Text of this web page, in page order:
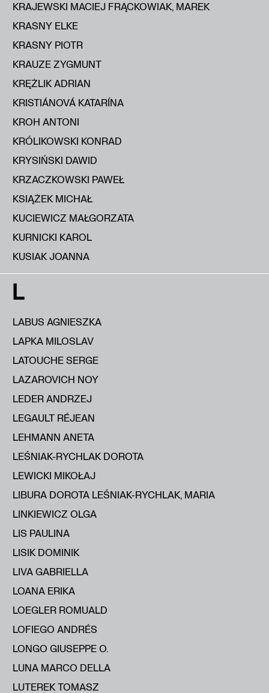
KRAJEWSKI MACIEJ FRĄCKOWIAK, MAREK
KRASNY ELKE
KRASNY PIOTR
KRAUZE ZYGMUNT
KRĘŻLIK ADRIAN
KRISTIÁNOVÁ KATARÍNA
KROH ANTONI
KRÓLIKOWSKI KONRAD
KRYSIŃSKI DAWID
KRZACZKOWSKI PAWEŁ
KSIĄŻEK MICHAŁ
KUCIEWICZ MAŁGORZATA
KURNICKI KAROL
KUSIAK JOANNA
L
LABUS AGNIESZKA
LAPKA MILOSLAV
LATOUCHE SERGE
LAZAROVICH NOY
LEDER ANDRZEJ
LEGAULT RÉJEAN
LEHMANN ANETA
LEŚNIAK-RYCHLAK DOROTA
LEWICKI MIKOŁAJ
LIBURA DOROTA LEŚNIAK-RYCHLAK, MARIA
LINKIEWICZ OLGA
LIS PAULINA
LISIK DOMINIK
LIVA GABRIELLA
LOANA ERIKA
LOEGLER ROMUALD
LOFIEGO ANDRÉS
LONGO GIUSEPPE O.
LUNA MARCO DELLA
LUTEREK TOMASZ